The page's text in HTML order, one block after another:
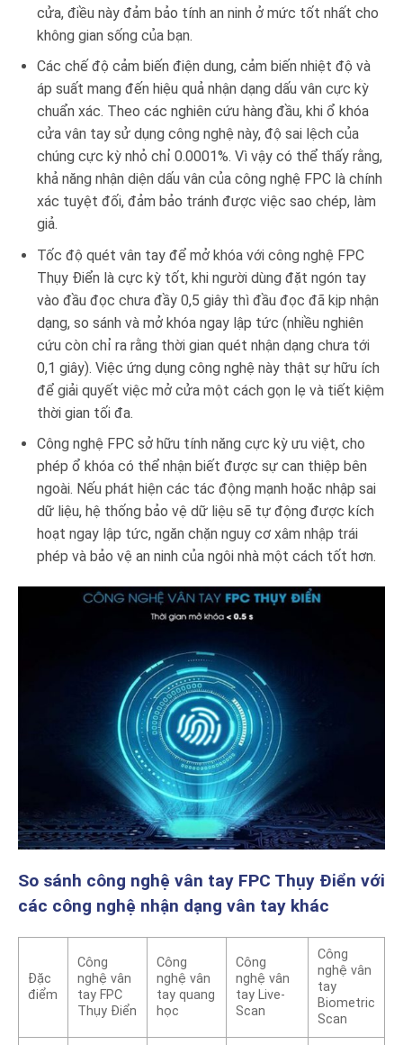
cửa, điều này đảm bảo tính an ninh ở mức tốt nhất cho
không gian sống của bạn.
Các chế độ cảm biến điện dung, cảm biến nhiệt độ và
áp suất mang đến hiệu quả nhận dạng dấu vân cực kỳ
chuẩn xác. Theo các nghiên cứu hàng đầu, khi ổ khóa
cửa vân tay sử dụng công nghệ này, độ sai lệch của
chúng cực kỳ nhỏ chỉ 0.0001%. Vì vậy có thể thấy rằng,
khả năng nhận diện dấu vân của công nghệ FPC là chính
xác tuyệt đối, đảm bảo tránh được việc sao chép, làm
giả.
Tốc độ quét vân tay để mở khóa với công nghệ FPC
Thụy Điển là cực kỳ tốt, khi người dùng đặt ngón tay
vào đầu đọc chưa đầy 0,5 giây thì đầu đọc đã kịp nhận
dạng, so sánh và mở khóa ngay lập tức (nhiều nghiên
cứu còn chỉ ra rằng thời gian quét nhận dạng chưa tới
0,1 giây). Việc ứng dụng công nghệ này thật sự hữu ích
để giải quyết việc mở cửa một cách gọn lẹ và tiết kiệm
thời gian tối đa.
Công nghệ FPC sở hữu tính năng cực kỳ ưu việt, cho
phép ổ khóa có thể nhận biết được sự can thiệp bên
ngoài. Nếu phát hiện các tác động mạnh hoặc nhập sai
dữ liệu, hệ thống bảo vệ dữ liệu sẽ tự động được kích
hoạt ngay lập tức, ngăn chặn nguy cơ xâm nhập trái
phép và bảo vệ an ninh của ngôi nhà một cách tốt hơn.
So sánh công nghệ vân tay FPC Thụy Điển với
các công nghệ nhận dạng vân tay khác
Đặc
điểm
Công
nghệ vân
tay FPC
Thụy Điển
Công
nghệ vân
tay quang
học
Công
nghệ vân
tay Live-
Scan
Công
nghệ vân
tay
Biometric
Scan